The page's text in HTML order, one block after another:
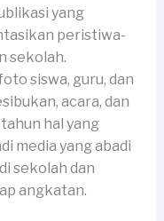
yang
peristiwa-
sekolah.
siswa, guru, dan
acara, dan
hal yang
media yang abadi
sekolah dan
angkatan.